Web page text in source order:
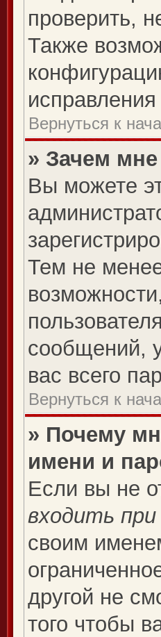
проверить,
Также
исправления
Вернуться к
» Зачем
Вы можете
Тем не
сообщений,
вас всего
Вернуться к
» Почему
имени и
Если вы не
входить
своим
другой не
того чтобы